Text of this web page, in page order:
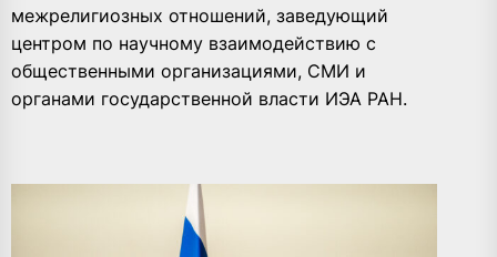
межрелигиозных отношений, заведующий
центром по научному взаимодействию с
общественными организациями, СМИ и
органами государственной власти ИЭА РАН.